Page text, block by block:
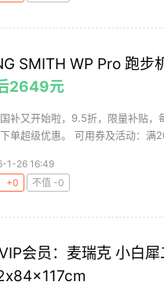
SMITH WP Pro 跑
2649元
补又开始啦，9.5折，限量补贴
单超级优惠。 可用券及活动：满
1-26 16:49
+0
不值 -0
会员：麦瑞克 小白